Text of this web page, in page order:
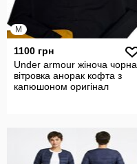
M
1100 грн
Under armour жіноча чорна
вітровка анорак кофта з
капюшоном оригінал